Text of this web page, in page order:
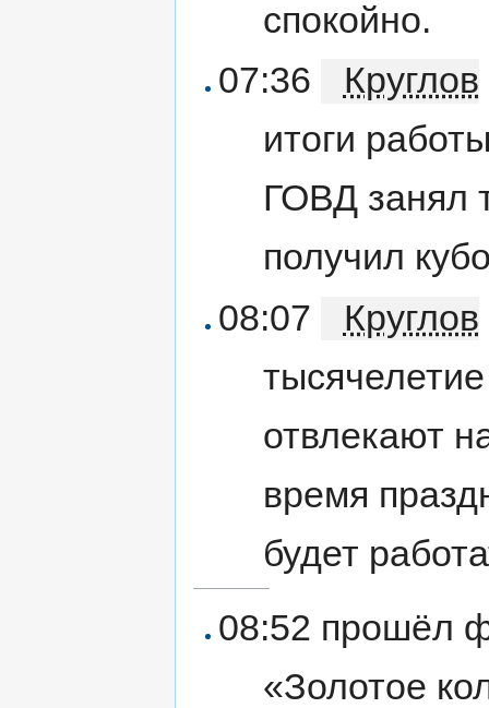
спокойно.
07:36
Круглов
итоги
ГОВД занял
получил
08:07
Круглов
отвлекают
время
будет
08:52 прошёл
«Золотое